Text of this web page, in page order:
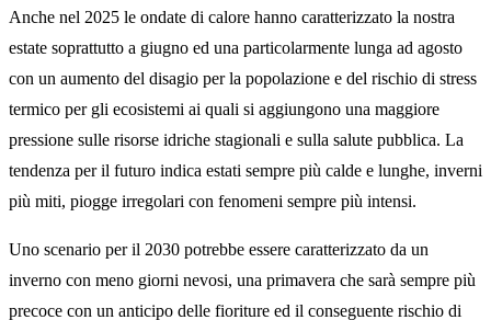
Anche nel 2025 le ondate di calore hanno caratterizzato la nostra
estate soprattutto a giugno ed una particolarmente lunga ad agosto
con un aumento del disagio per la popolazione e del rischio di stress
termico per gli ecosistemi ai quali si aggiungono una maggiore
pressione sulle risorse idriche stagionali e sulla salute pubblica. La
tendenza per il futuro indica estati sempre più calde e lunghe, inverni
più miti, piogge irregolari con fenomeni sempre più intensi.
Uno scenario per il 2030 potrebbe essere caratterizzato da un
inverno con meno giorni nevosi, una primavera che sarà sempre più
precoce con un anticipo delle fioriture ed il conseguente rischio di